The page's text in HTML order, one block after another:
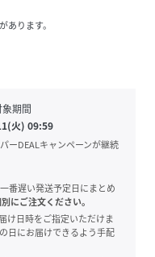
ります。
期間
火) 09:59
ーDEALキャンペーンが継続
番遅い発送予定日にまとめ
にご注文ください。
日時をご指定いただけま
日にお届けできるよう手配